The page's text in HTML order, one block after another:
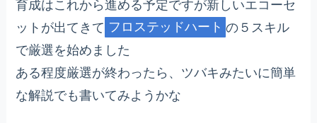
育成はこれから進める予定ですが新しいエコーセ
ットが出てきて フロステッドハート の５スキル
で厳選を始めました
ある程度厳選が終わったら、ツバキみたいに簡単
な解説でも書いてみようかな